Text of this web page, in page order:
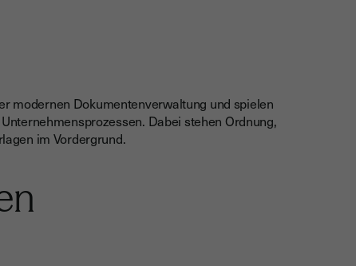
modernen Dokumentenverwaltung und spielen
Dabei stehen Ordnung,
im Vordergrund.